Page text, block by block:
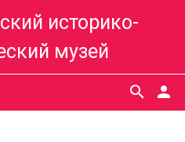
историко-
музей
person
search